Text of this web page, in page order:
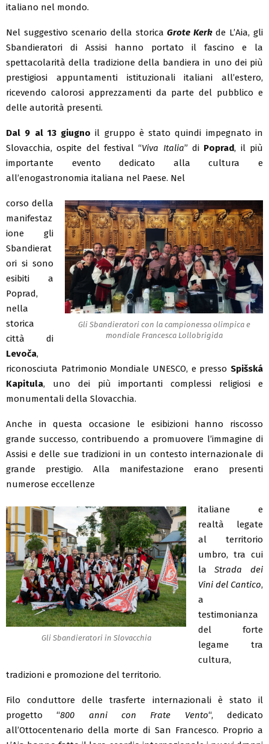
italiano nel mondo.
Nel suggestivo scenario della storicaGrote Kerkde L’Aia, gli
Sbandieratori di Assisi hanno portato il fascino e la
spettacolarità della tradizione della bandiera in uno dei più
prestigiosi appuntamenti istituzionali italiani all’estero,
ricevendo calorosi apprezzamenti da parte del pubblico e
delle autorità presenti.
Dal 9 al 13 giugno il gruppo è stato quindi impegnato in
Slovacchia, ospite del festival “Viva Italia” di Poprad, il più
importante evento dedicato alla cultura e
all’enogastronomia italiana nel Paese. Nel
Gli Sbandieratori con la campionessa olimpica e
mondiale Francesca Lollobrigida
corso della
manifestaz
ione gli
Sbandierat
ori si sono
esibiti a
Poprad,
nella
storica
città di
Levoča,
riconosciuta Patrimonio Mondiale UNESCO, e presso Spišská
Kapitula, uno dei più importanti complessi religiosi e
monumentali della Slovacchia.
Anche in questa occasione le esibizioni hanno riscosso
grande successo, contribuendo a promuovere l’immagine di
Assisi e delle sue tradizioni in un contesto internazionale di
grande prestigio. Alla manifestazione erano presenti
numerose eccellenze
Gli Sbandieratori in Slovacchia
italiane e
realtà legate
al territorio
umbro, tra cui
laStrada dei
Vini del Cantico,
a
testimonianza
del forte
legame tra
cultura,
tradizioni e promozione del territorio.
Filo conduttore delle trasferte internazionali è stato il
progetto “800 anni con Frate Vento“, dedicato
all’Ottocentenario della morte di San Francesco. Proprio a